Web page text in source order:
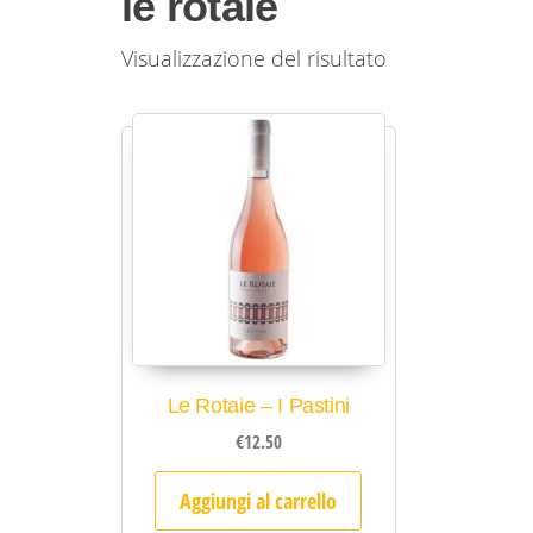
Visualizzazione del risultato
Le Rotaie – I Pastini
€12.50
Aggiungi al carrello